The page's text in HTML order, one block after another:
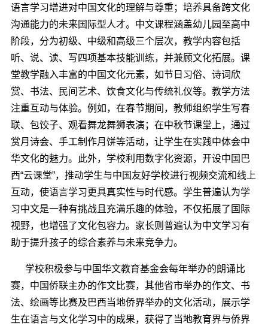
语言学习增进对中国文化的理解与尊重；培养具备跨文化
沟通能力的未来国际型人才。中文课程涵盖幼儿园至高中
阶段，分为初级、中级和高级三个层次，教学内容包括
听、说、读、写四项基本技能训练，并兼顾文化拓展。课
堂教学融入丰富的中国文化元素，如节日习俗、诗词欣
赏、书法、民间艺术、饮食文化与传统礼仪等。教学方法
注重互动与体验。例如，在春节期间，教师组织学生写春
联、包饺子、观看舞龙舞狮表演；在中秋节课堂上，通过
赏月诗会、手工制作月饼等活动，让学生在实践中体会中
华文化的魅力。此外，学校利用数字化资源，开设中国巴
西“云课堂”，推动学生与中国友好学校进行视频交流和线上
互动，使语言学习更具真实性与时代感。学生普遍认为学
习中文是一种有挑战且充满乐趣的体验，不仅拓展了国际
视野，也增强了文化包容力。家长则普遍认为中文学习有
助于提升孩子的综合素养与未来竞争力。
学校积极参与中国华文教育基金会每年举办的朗诵比
赛，中国侨联主办的作文比赛，其他省市举办的作文、书
法、绘画等比赛及巴西当地侨界举办的文化活动，展示学
生在语言与文化学习中的成果，获得了当地教育界与侨界